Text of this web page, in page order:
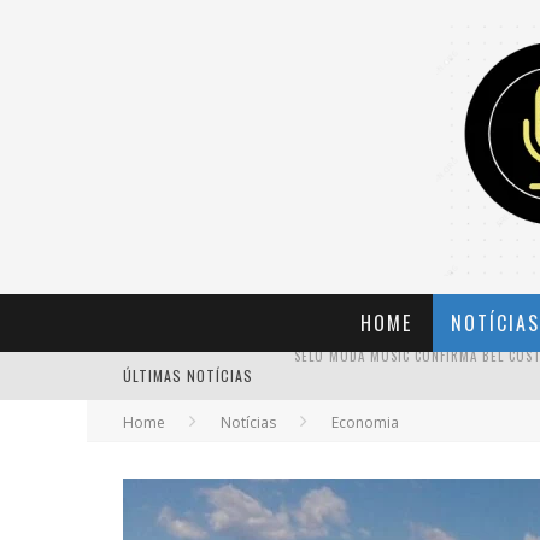
HOME NOTÍCIAS
ÚLTIMAS NOTÍCIAS
Home Notícias Economia